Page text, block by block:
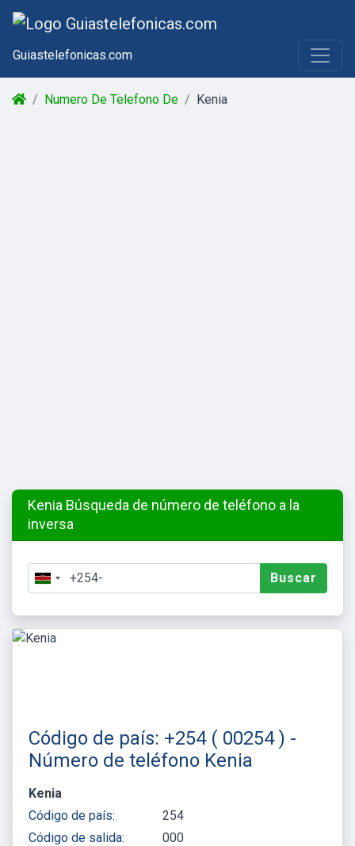
Guiastelefonicas.com
Numero De Telefono De Kenia
Kenia Búsqueda de número de teléfono a la
inversa
Buscar
Código de país: +254 ( 00254 ) -
Número de teléfono Kenia
Kenia
Código de país:
254
Código de salida:
000